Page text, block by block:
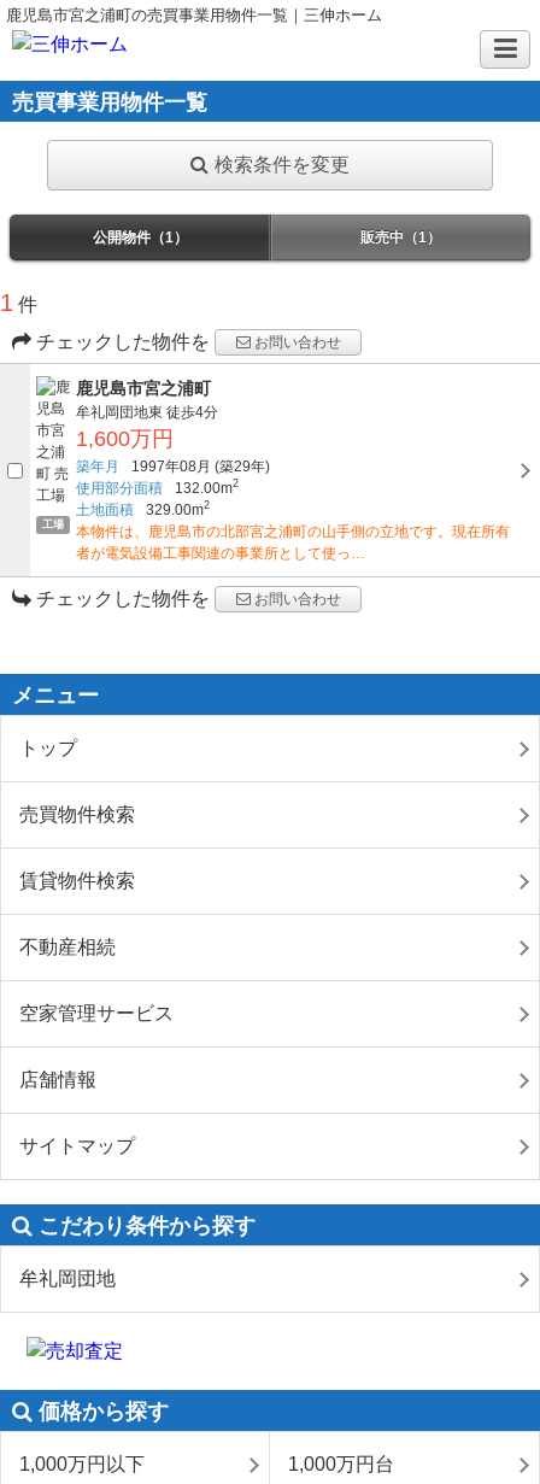
鹿児島市宮之浦町の売買事業用物件一覧｜三伸ホーム
売買事業用物件一覧
検索条件を変更
公開物件（1） 販売中（1）
1 件
チェックした物件を
お問い合わせ
工場
鹿児島市宮之浦町
牟礼岡団地東 徒歩4分
1,600万円
築年月 1997年08月 (築29年)
使用部分面積
132.00m2
土地面積 329.00m2
本物件は、鹿児島市の北部宮之浦町の山手側の立地です。現在所有
者が電気設備工事関連の事業所として使っ…
チェックした物件を お問い合わせ
メニュー
トップ
売買物件検索
賃貸物件検索
不動産相続
空家管理サービス
店舗情報
サイトマップ
こだわり条件から探す
牟礼岡団地
価格から探す
1,000万円以下 1,000万円台